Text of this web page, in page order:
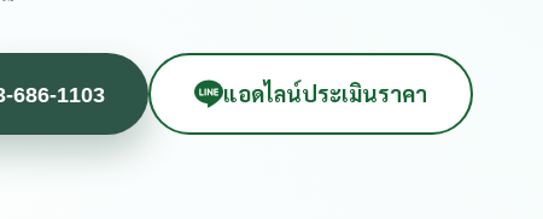
686-1103 แอดไลน์ประเมินราคา